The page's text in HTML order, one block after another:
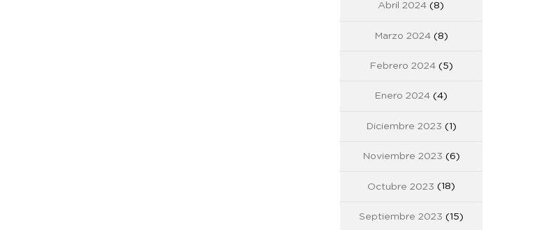
Abril 2024 (8)
Marzo 2024(8)
Febrero 2024(5)
Enero 2024 (4)
Diciembre 2023 (1)
Noviembre 2023 (6)
Octubre 2023 (18)
Septiembre 2023 (15)